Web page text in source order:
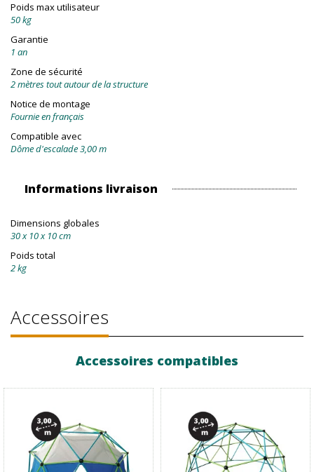
Poids max utilisateur
50 kg
Garantie
1 an
Zone de sécurité
2 mètres tout autour de la structure
Notice de montage
Fournie en français
Compatible avec
Dôme d'escalade 3,00 m
Informations livraison
Dimensions globales
30 x 10 x 10 cm
Poids total
2 kg
Accessoires
Accessoires compatibles